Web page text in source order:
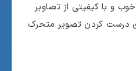
خوب و با کیفیتی از تصاویر
درست کردن تصویر متحرک